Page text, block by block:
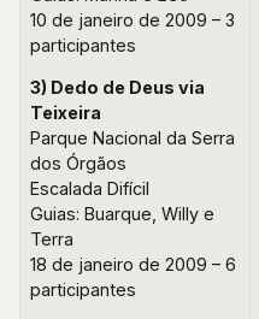
10 de janeiro de 2009 – 3
participantes
3) Dedo de Deus via
Teixeira
Parque Nacional da Serra
dos Órgãos
Escalada Difícil
Guias: Buarque, Willy e
Terra
18 de janeiro de 2009 – 6
participantes